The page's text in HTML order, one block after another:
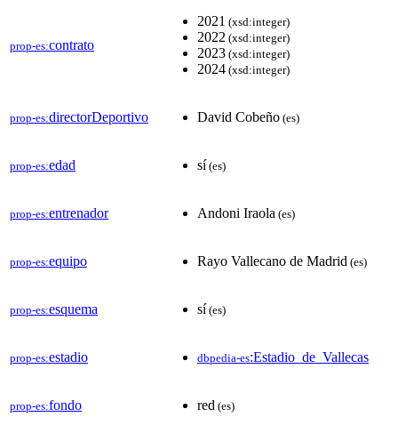
prop-es:contrato
2021 (xsd:integer)
2022 (xsd:integer)
2023 (xsd:integer)
2024 (xsd:integer)
prop-es:directorDeportivo David Cobeño (es)
prop-es:edad sí (es)
prop-es:entrenador Andoni Iraola (es)
prop-es:equipo Rayo Vallecano de Madrid (es)
prop-es:esquema sí (es)
prop-es:estadio dbpedia-es:Estadio_de_Vallecas
prop-es:fondo red (es)